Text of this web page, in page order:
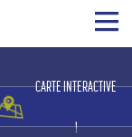
CARTE INTERACTIVE
!